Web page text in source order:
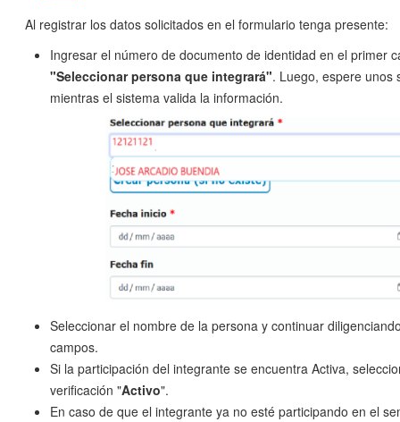
Al registrar los datos solicitados en el formulario tenga presente:
Ingresar el número de documento de identidad en el primer
"Seleccionar persona que integrará". Luego, espere unos
mientras el sistema valida la información.
Seleccionar el nombre de la persona y continuar
campos.
Si la participación del integrante se encuentra Activa,
verificación "Activo".
En caso de que el integrante ya no esté participando en el